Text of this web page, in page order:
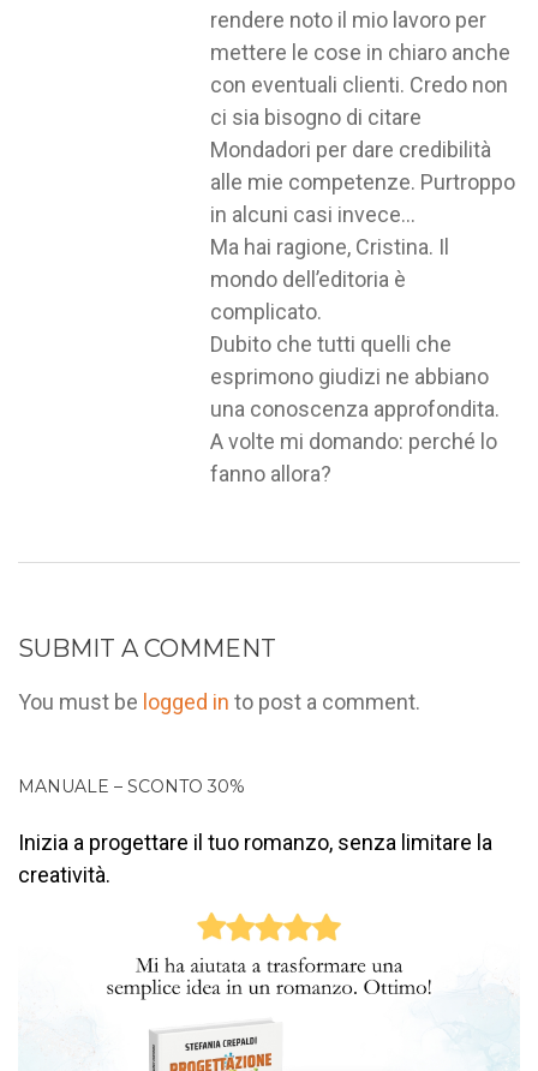
rendere noto il mio lavoro per
mettere le cose in chiaro anche
con eventuali clienti. Credo non
ci sia bisogno di citare
Mondadori per dare credibilità
alle mie competenze. Purtroppo
in alcuni casi invece…
Ma hai ragione, Cristina. Il
mondo dell’editoria è
complicato.
Dubito che tutti quelli che
esprimono giudizi ne abbiano
una conoscenza approfondita.
A volte mi domando: perché lo
fanno allora?
SUBMIT A COMMENT
You must be logged in to post a comment.
MANUALE – SCONTO 30%
Inizia a progettare il tuo romanzo, senza limitare la
creatività.